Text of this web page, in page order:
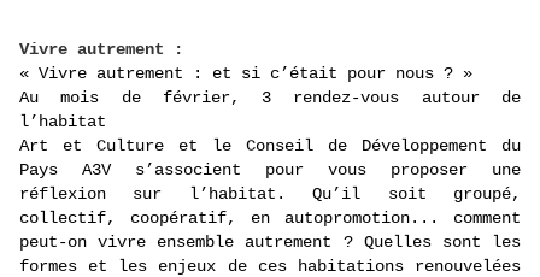
Vivre autrement :
« Vivre autrement : et si c’était pour nous ? »
Au mois de février, 3 rendez-vous autour de
l’habitat
Art et Culture et le Conseil de Développement du
Pays A3V s’associent pour vous proposer une
réflexion sur l’habitat. Qu’il soit groupé,
collectif, coopératif, en autopromotion... comment
peut-on vivre ensemble autrement ? Quelles sont les
formes et les enjeux de ces habitations renouvelées